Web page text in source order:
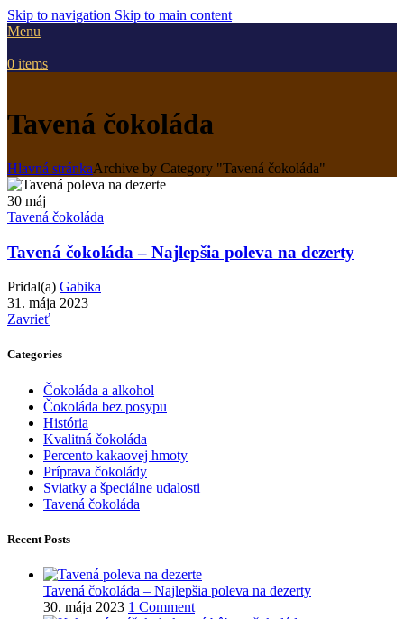
Skip to navigation Skip to main content
Menu
0 items
Tavená čokoláda
Hlavná stránkaArchive by Category "Tavená čokoláda"
30 máj
Tavená čokoláda
Tavená čokoláda – Najlepšia poleva na dezerty
Pridal(a) Gabika
31. mája 2023
Zavrieť
Categories
Čokoláda a alkohol
Čokoláda bez posypu
História
Kvalitná čokoláda
Percento kakaovej hmoty
Príprava čokolády
Sviatky a špeciálne udalosti
Tavená čokoláda
Recent Posts
Tavená čokoláda – Najlepšia poleva na dezerty
30. mája 2023 1 Comment